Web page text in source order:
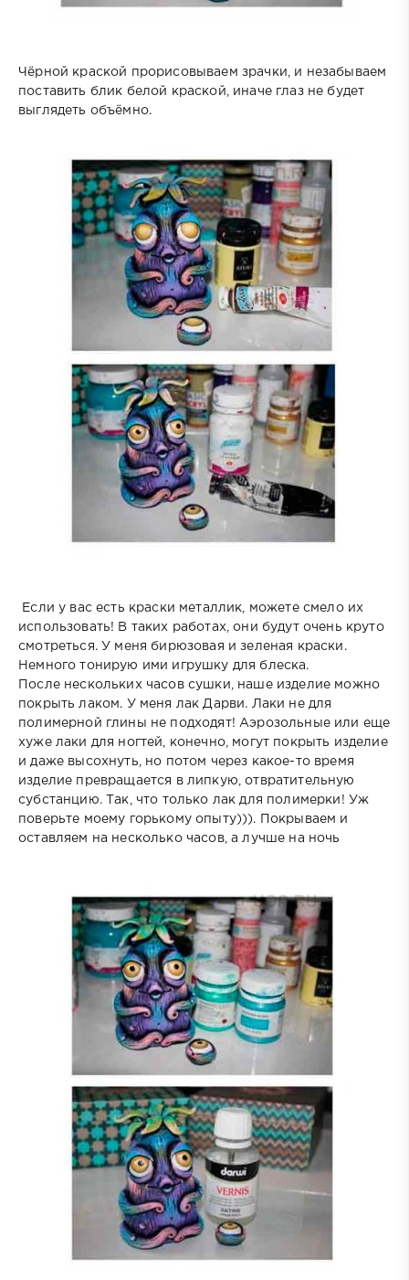
Чёрной краской прорисовываем зрачки, и незабываем
поставить блик белой краской, иначе глаз не будет
выглядеть объёмно.
Если у вас есть краски металлик, можете смело их
использовать! В таких работах, они будут очень круто
смотреться. У меня бирюзовая и зеленая краски.
Немного тонирую ими игрушку для блеска.
После нескольких часов сушки, наше изделие можно
покрыть лаком. У меня лак Дарви. Лаки не для
полимерной глины не подходят! Аэрозольные или еще
хуже лаки для ногтей, конечно, могут покрыть изделие
и даже высохнуть, но потом через какое-то время
изделие превращается в липкую, отвратительную
субстанцию. Так, что только лак для полимерки! Уж
поверьте моему горькому опыту))). Покрываем и
оставляем на несколько часов, а лучше на ночь